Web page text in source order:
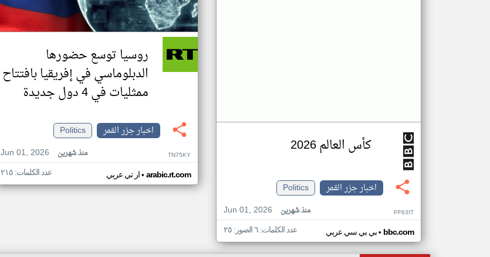
كأس العالم 2026
اخبار جزر القمر
Politics
Jun 01, 2026
منذ شهرين PF63IT
بي بي سي عربي• bbc.com عدد الكلمات: ٦ الصور: ٢٥
روسيا توسع حضورها
الدبلوماسي في إفريقيا بافتتاح
ممثليات في 4 دول جديدة
اخبار جزر القمر
Politics
Jun 01, 2026
منذ شهرين TN75KY
ار تي عربي• arabic.rt.com عدد الكلمات: ٢١٥